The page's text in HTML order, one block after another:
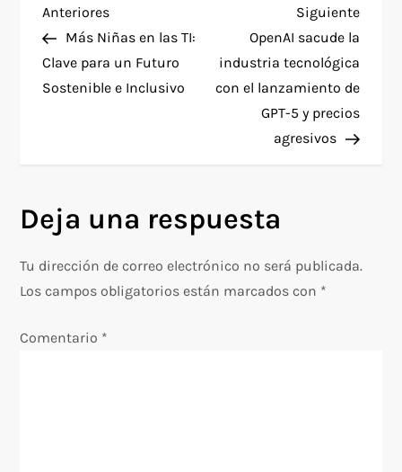
N
a
v
a
c
Entrada
anterior
Anteriores
Más Niñas en las TI:
Clave para un Futuro
Sostenible e Inclusivo
Siguiente
OpenAI sacude la
industria tecnológica
con el lanzamiento de
GPT-5 y precios
agresivos
Deja una respuesta
Tu dirección de correo electrónico no será publicada.
Los campos obligatorios están marcados con *
Comentario *